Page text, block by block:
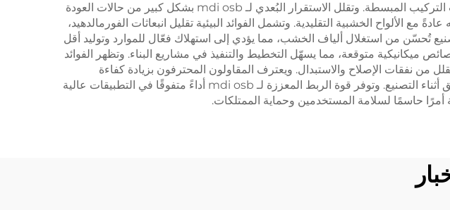
الوزن في كفاءة المشروع الشاملة وتوفير التكاليف من خلال تقليل متطلبات نقل المواد وإجراءات التركيب المبسطة. وتقلل الاستقرار البُعدي لـ mdi osb بشكل كبير من حالات العودة
الألواح الخشبية التقليدية. وتشمل الفوائد البيئية تقليل انبعاثات الفورمالدهيد،
تُحسّن من استغلال ألياف الخشب، مما يؤدي إلى استهلاك فعّال للموارد وتوليد أقل
متوقعة، مما يسهّل التخطيط والتنفيذ في مشاريع البناء. وتظهر الفوائد
من نفقات الإصلاح والاستبدال. ويعترف المقاولون المحترفون بزيادة كفاءة
التركيب الناتجة عن الخصائص المتفوّقة للقطع والتشكيل، وخصائص القطع النظيفة، وتقليل التشقق أثناء التصنيع. وتوفر قوة الربط المعززة لـ mdi osb أداءً متفوقًا في التطبيقات عالية
أمرًا حاسمًا لسلامة المستخدمين وحماية الممتلكات.